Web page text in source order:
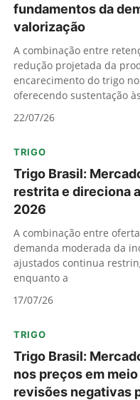
fundamentos da
valorização
A combinação entre
redução projetada da
encarecimento do trigo
oferecendo sustentação às
22/07/26
TRIGO
Trigo Brasil:
restrita e direciona
2026
A combinação entre
demanda moderada da
ajustados continua
enquanto a
17/07/26
TRIGO
Trigo Brasil:
nos preços em
revisões negativas